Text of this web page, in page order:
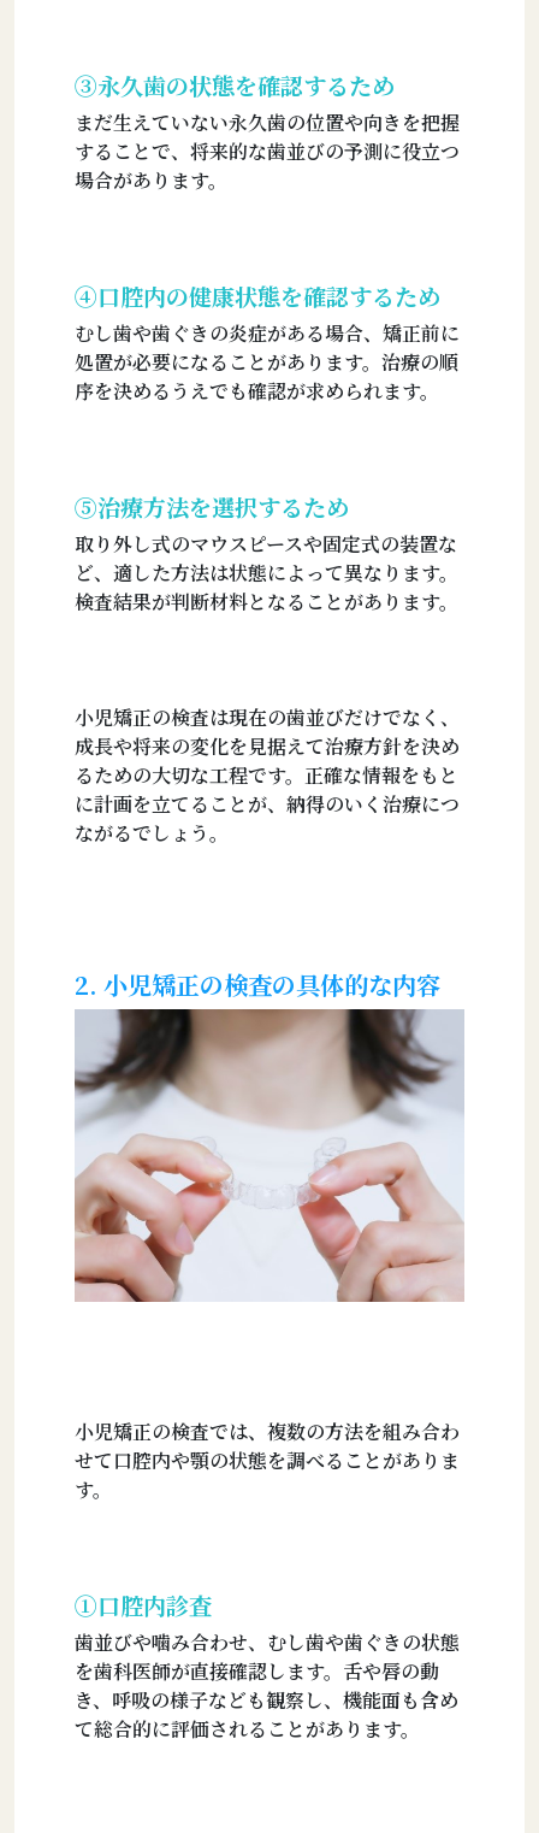
③永久歯の状態を確認するため
まだ生えていない永久歯の位置や向きを把握
することで、将来的な歯並びの予測に役立つ
場合があります。
④口腔内の健康状態を確認するため
むし歯や歯ぐきの炎症がある場合、矯正前に
処置が必要になることがあります。治療の順
序を決めるうえでも確認が求められます。
⑤治療方法を選択するため
取り外し式のマウスピースや固定式の装置な
ど、適した方法は状態によって異なります。
検査結果が判断材料となることがあります。
小児矯正の検査は現在の歯並びだけでなく、
成長や将来の変化を見据えて治療方針を決め
るための大切な工程です。正確な情報をもと
に計画を立てることが、納得のいく治療につ
ながるでしょう。
2. 小児矯正の検査の具体的な内容
小児矯正の検査では、複数の方法を組み合わ
せて口腔内や顎の状態を調べることがありま
す。
①口腔内診査
歯並びや噛み合わせ、むし歯や歯ぐきの状態
を歯科医師が直接確認します。舌や唇の動
き、呼吸の様子なども観察し、機能面も含め
て総合的に評価されることがあります。